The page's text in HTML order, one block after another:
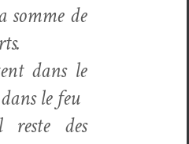
somme de
dans le
le feu
des